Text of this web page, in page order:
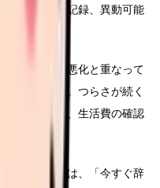
先の有無、記録、異動可能
す。
悩みが体調悪化と重なって
を考えます。つらさが続く
養、相談先、生活費の確認
て考える時は、「今すぐ辞